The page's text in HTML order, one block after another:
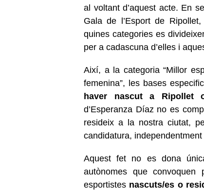
al voltant d’aquest acte. En
Gala de l’Esport de
quines categories es
per a cadascuna d’elles i
Així, a la categoria “Millor
femenina”, les bases
haver nascut a Ripollet
d’Esperanza Díaz no es
resideix a la nostra ciutat,
candidatura,
Aquest fet no es dona
autònomes que convoquen
esportistes nascuts/es o